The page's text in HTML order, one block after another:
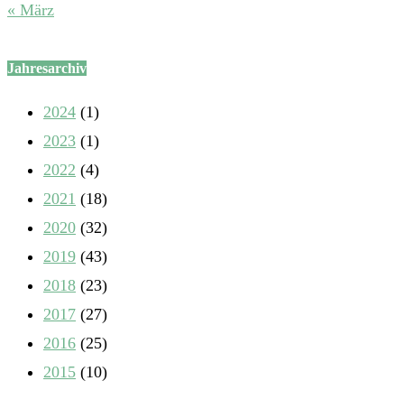
« März
Jahresarchiv
2024 (1)
2023 (1)
2022 (4)
2021 (18)
2020 (32)
2019 (43)
2018 (23)
2017 (27)
2016 (25)
2015 (10)